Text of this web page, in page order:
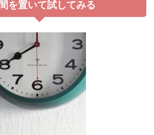
を置いて試してみる